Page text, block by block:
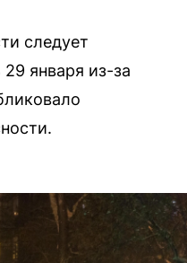
следует
января из-за